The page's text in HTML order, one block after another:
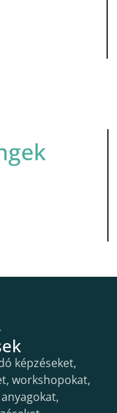
képzéseket,
workshopokat,